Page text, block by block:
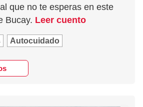
que no te esperas en este
Bucay. Leer cuento
Autocuidado